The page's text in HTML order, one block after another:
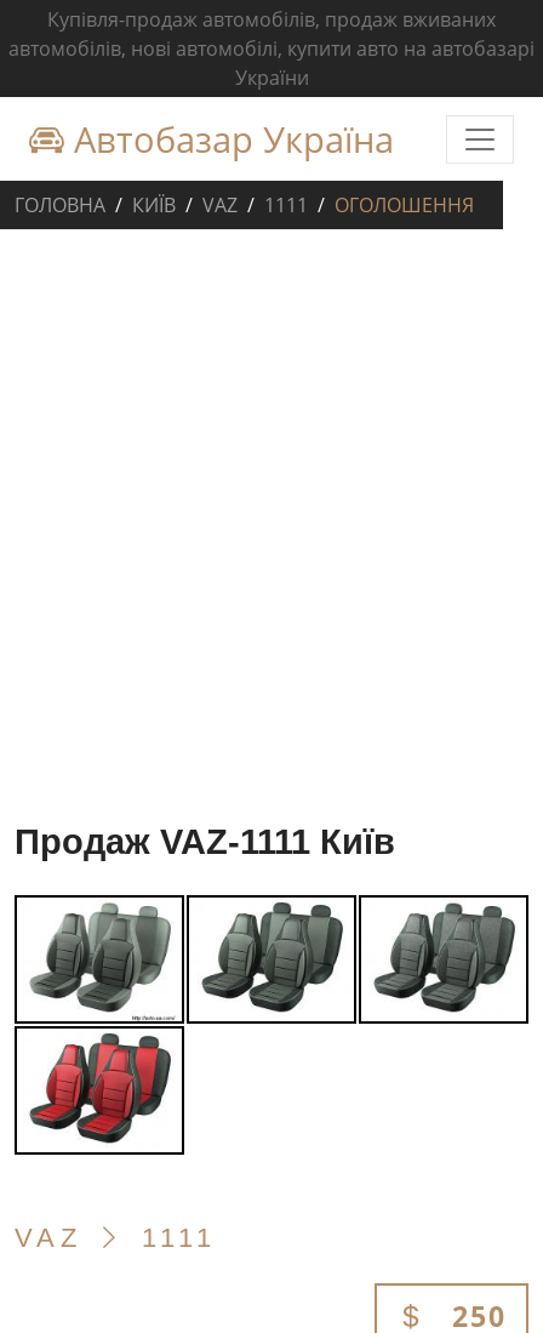
Купівля-продаж автомобілів, продаж вживаних
автомобілів, нові автомобілі, купити авто на автобазарі
України
Автобазар Україна
ГОЛОВНА КИЇВ VAZ 1111 ОГОЛОШЕННЯ
Продаж VAZ-1111 Київ
VAZ 1111
250